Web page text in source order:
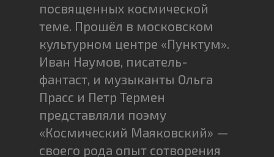
посвященных космической
теме. Прошёл в московском
культурном центре «Пунктум».
Иван Наумов, писатель-
фантаст, и музыканты Ольга
Прасс и Петр Термен
представляли поэму
«Космический Маяковский» —
своего рода опыт сотворения